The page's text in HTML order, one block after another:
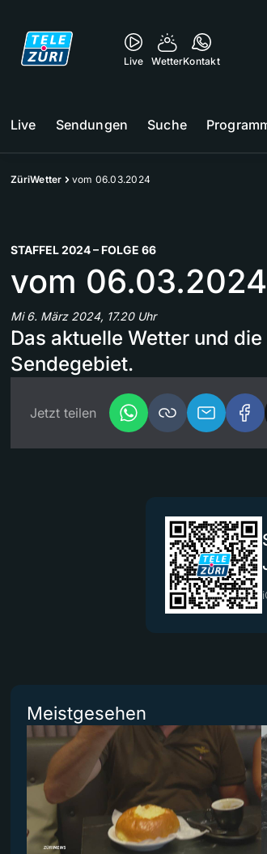
Live WetterKontakt
Live Sendungen Suche
ZüriWetter vom 06.03.2024
STAFFEL 2024 – FOLGE 66
vom 06.03.2024
Mi 6. März 2024, 17.20 Uhr
Das aktuelle Wetter und
Sendegebiet.
Jetzt teilen
Meistgesehen